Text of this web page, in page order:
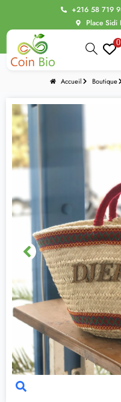
+216 58 719
Place Sidi
0
Accueil Boutique